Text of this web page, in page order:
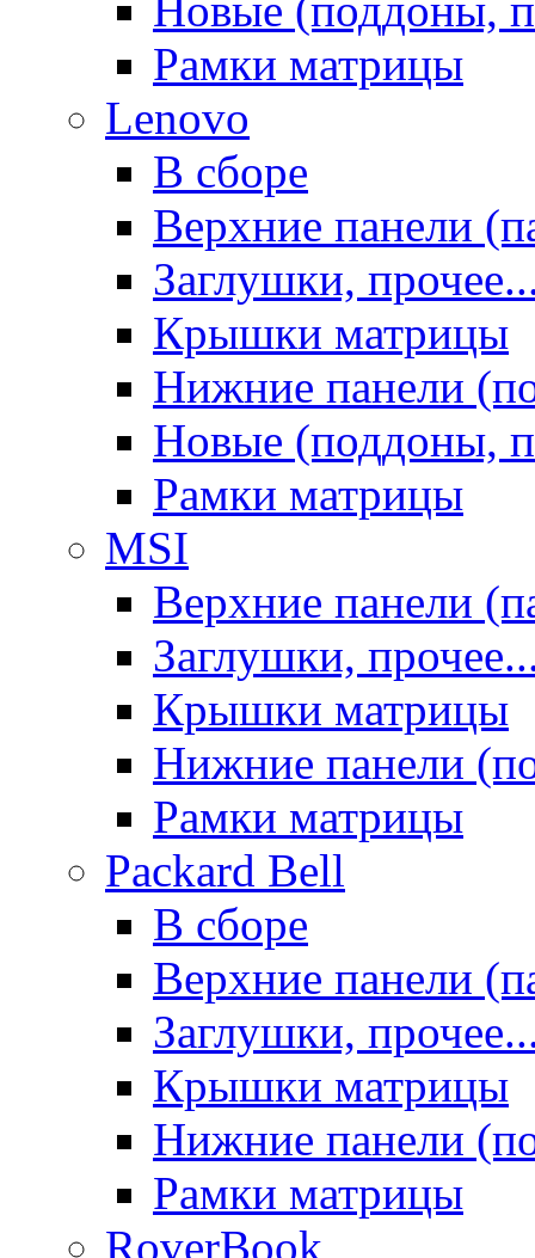
Рамки матрицы
Lenovo
В сборе
Верхние панели
Заглушки,
Крышки матрицы
Нижние панели
Новые (поддоны,
Рамки матрицы
MSI
Верхние панели
Заглушки,
Крышки матрицы
Нижние панели
Рамки матрицы
Packard Bell
В сборе
Верхние панели
Заглушки,
Крышки матрицы
Нижние панели
Рамки матрицы
RoverBook